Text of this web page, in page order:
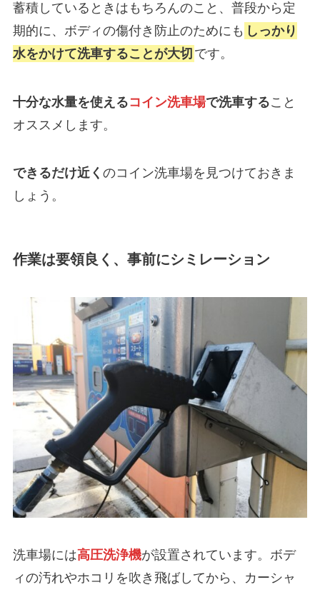
蓄積しているときはもちろんのこと、普段から定
期的に、ボディの傷付き防止のためにも しっかり
水をかけて洗車することが大切 です。
十分な水量を使えるコイン洗車場で洗車すること
オススメします。
できるだけ近く のコイン洗車場を見つけておきま
しょう。
作業は要領良く、事前にシミレーション
洗車場には高圧洗浄機が設置されています。ボデ
ィの汚れやホコリを吹き飛ばしてから、カーシャ